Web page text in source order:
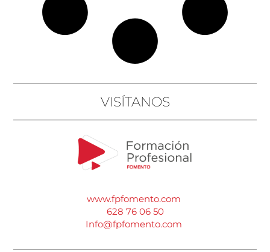
VISÍTANOS
www.fpfomento.com
628 76 06 50
Info@fpfomento.com